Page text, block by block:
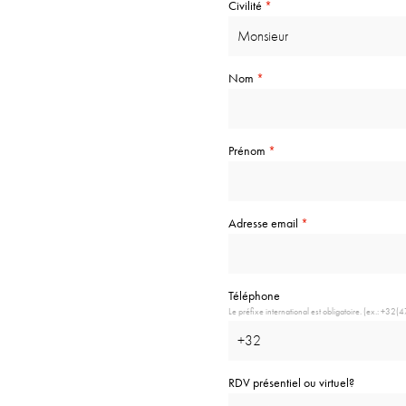
Civilité *
Nom *
Prénom *
Adresse email *
Téléphone
Le préfixe international est obligatoire. (ex.:
RDV présentiel ou virtuel?